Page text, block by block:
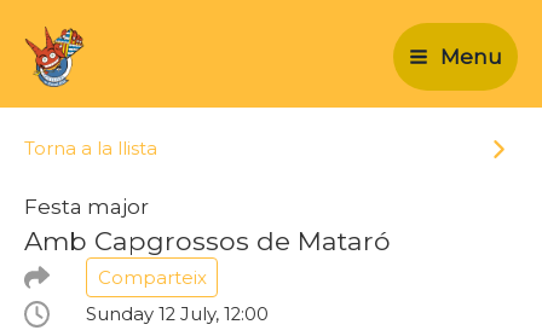
contingut
Menu
Torna a la llista
Festa major
Amb Capgrossos de Mataró
Comparteix
Sunday 12 July, 12:00